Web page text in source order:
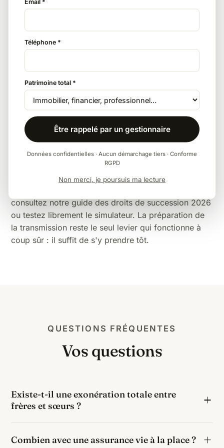
Avec 152 500 € d'abattement par bénéficiaire puis
20 % (primes avant 70 ans), l'assurance vie divise
barème à 35/45 %.
La donation anticipée
L'abattement de 15 932 € entre frères et sœurs se
reconstitue tous les 15 ans en donation — modeste,
mais cumulable avec les autres leviers.
Pour la vision d'ensemble — barèmes complets,
consultez notreguide des droits de succession 2026
ou testez librement le simulateur. La préparation de
la transmission reste le seul levier qui fonctionne à
coup sûr : il suffit de s'y prendre tôt.
QUESTIONS FRÉQUENTES
Vos questions
Existe-t-il une exonération totale entre
frères et sœurs ?
avec le défunt pendant les 5 ans précédant le décès,
Combien avec une assurance vie à la place ?
Email *
Téléphone *
Patrimoine total *
Être rappelé par un gestionnaire
Données confidentielles · Aucun démarchage tiers · Conforme
RGPD
Non merci, je poursuis ma lecture